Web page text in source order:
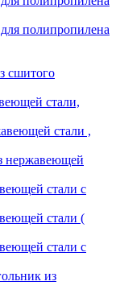
полипропилена
сшитого
стали,
стали ,
нержавеющей
стали с
стали (
стали с
из